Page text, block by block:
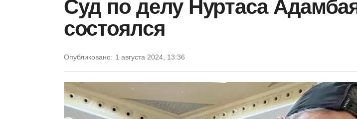
Суд по делу Нуртаса
состоялся
Опубликовано: 1 августа 2024, 13:36